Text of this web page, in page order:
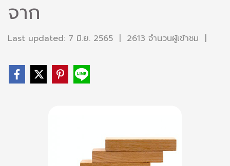
จาก
Last updated: 7 มิ.ย. 2565 | 2613 จำนวนผู้เข้าชม |